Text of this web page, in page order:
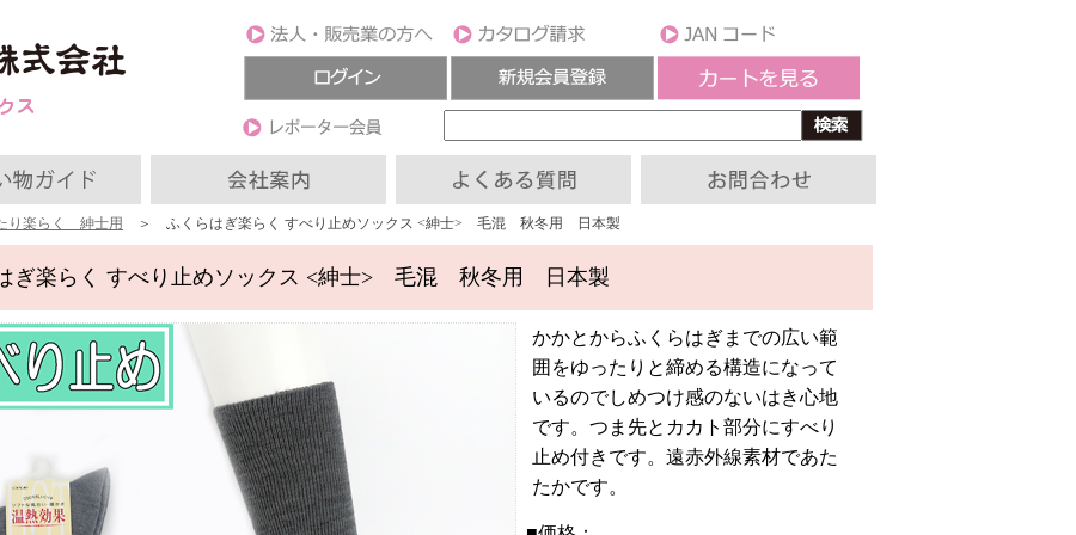
り楽らく 紳士用 ＞ ふくらはぎ楽らく すべり止めソックス <紳士> 毛混 秋冬用 日本製
ぎ楽らく すべり止めソックス <紳士> 毛混 秋冬用 日本製
かかとからふくらはぎまでの広い範
囲をゆったりと締める構造になって
いるのでしめつけ感のないはき心地
です。つま先とカカト部分にすべり
止め付きです。遠赤外線素材であた
たかです。